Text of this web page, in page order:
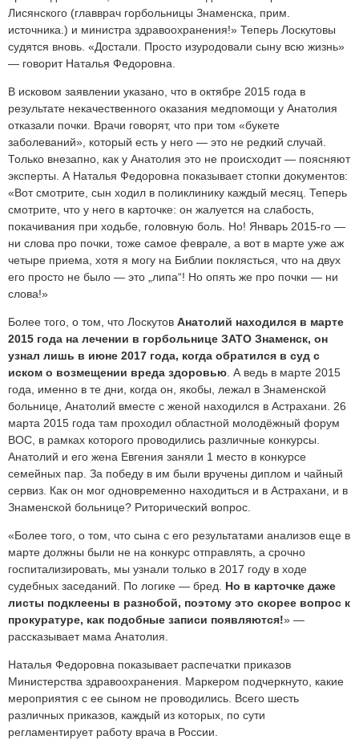
Лисянского (главврач горбольницы Знаменска, прим.
источника.) и министра здравоохранения!» Теперь Лоскутовы
судятся вновь. «Достали. Просто изуродовали сыну всю жизнь»
— говорит Наталья Федоровна.
В исковом заявлении указано, что в октябре 2015 года в
результате некачественного оказания медпомощи у Анатолия
отказали почки. Врачи говорят, что при том «букете
заболеваний», который есть у него — это не редкий случай.
Только внезапно, как у Анатолия это не происходит — поясняют
эксперты. А Наталья Федоровна показывает стопки документов:
«Вот смотрите, сын ходил в поликлинику каждый месяц. Теперь
смотрите, что у него в карточке: он жалуется на слабость,
покачивания при ходьбе, головную боль. Но! Январь 2015-го —
ни слова про почки, тоже самое феврале, а вот в марте уже аж
четыре приема, хотя я могу на Библии поклясться, что на двух
его просто не было — это „липа“! Но опять же про почки — ни
слова!»
Более того, о том, что Лоскутов Анатолий находился в марте
2015 года на лечении в горбольнице ЗАТО Знаменск, он
узнал лишь в июне 2017 года, когда обратился в суд с
иском о возмещении вреда здоровью . А ведь в марте 2015
года, именно в те дни, когда он, якобы, лежал в Знаменской
больнице, Анатолий вместе с женой находился в Астрахани. 26
марта 2015 года там проходил областной молодёжный форум
ВОС, в рамках которого проводились различные конкурсы.
Анатолий и его жена Евгения заняли 1 место в конкурсе
семейных пар. За победу в им были вручены диплом и чайный
сервиз. Как он мог одновременно находиться и в Астрахани, и в
Знаменской больнице? Риторический вопрос.
«Более того, о том, что сына с его результатами анализов еще в
марте должны были не на конкурс отправлять, а срочно
госпитализировать, мы узнали только в 2017 году в ходе
судебных заседаний. По логике — бред. Но в карточке даже
листы подклеены в разнобой, поэтому это скорее вопрос к
прокуратуре, как подобные записи появляются!» —
рассказывает мама Анатолия.
Наталья Федоровна показывает распечатки приказов
Министерства здравоохранения. Маркером подчеркнуто, какие
мероприятия с ее сыном не проводились. Всего шесть
различных приказов, каждый из которых, по сути
регламентирует работу врача в России.